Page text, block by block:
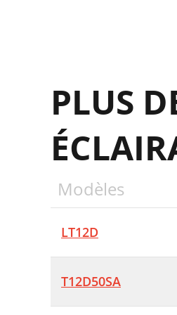
PLUS
Modèles
LT12D
T12D50SA